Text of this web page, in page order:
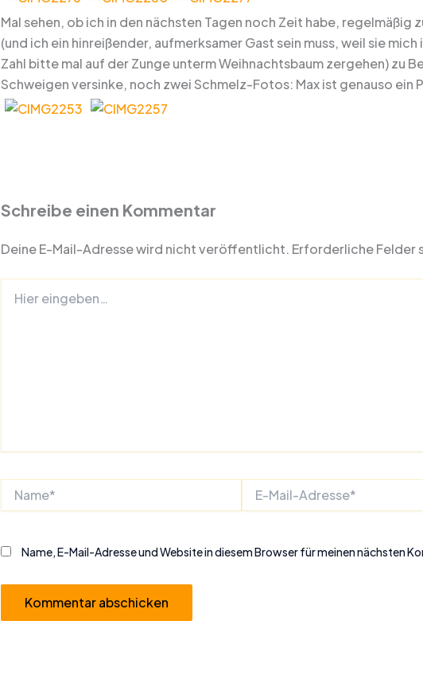
Mal sehen, ob ich in den nächsten Tagen noch Zeit habe, regelmäßig
(und ich ein hinreißender, aufmerksamer Gast sein muss, weil sie
Zahl bitte mal auf der Zunge unterm Weihnachtsbaum zergehen) zu
Schweigen versinke, noch zwei Schmelz-Fotos: Max ist genauso ein
Schreibe einen Kommentar
Deine E-Mail-Adresse wird nicht veröffentlicht. Erforderliche Felder
eingeben…
Mail-
Name, E-Mail-Adresse und Website in diesem Browser für meinen nächsten